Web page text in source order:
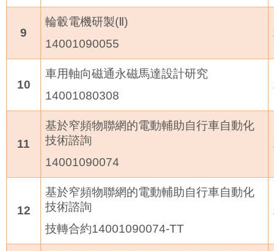
9
輪轂電機研製(Ⅱ)
14001090055
10
車用軸向磁通永磁馬達設計研究
14001080308
11
基於窄頻物聯網的電動輔助自行車自動化
技術諮詢
14001090074
12
基於窄頻物聯網的電動輔助自行車自動化
技術諮詢
技轉合約14001090074-TT